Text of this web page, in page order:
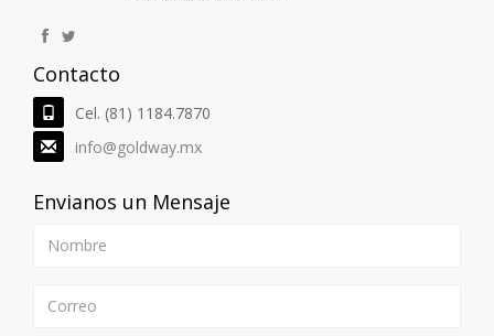
Contacto
Cel. (81) 1184.7870
info@goldway.mx
Envianos un Mensaje